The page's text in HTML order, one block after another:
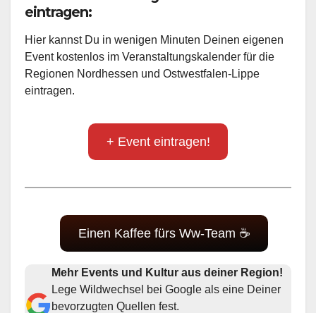
eintragen:
Hier kannst Du in wenigen Minuten Deinen eigenen
Event kostenlos im Veranstaltungskalender für die
Regionen Nordhessen und Ostwestfalen-Lippe
eintragen.
+ Event eintragen!
Einen Kaffee fürs Ww-Team ☕
Mehr Events und Kultur aus deiner Region!
Lege Wildwechsel bei Google als eine Deiner
bevorzugten Quellen fest.